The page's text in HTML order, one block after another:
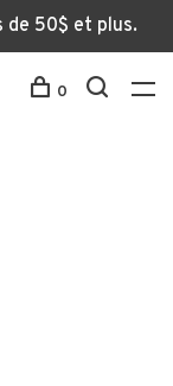
de 50$ et plus.
0